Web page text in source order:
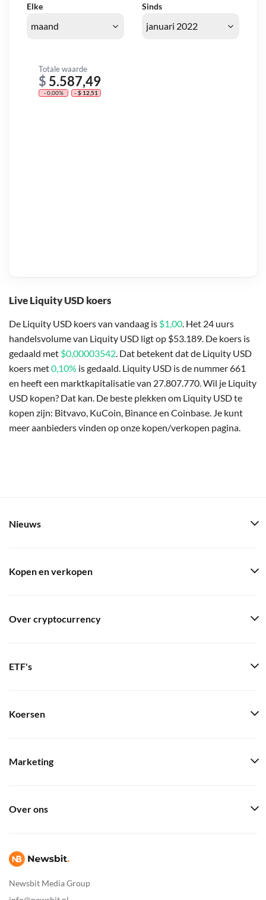
Live Liquity USD koers
De Liquity USD koers van vandaag is $1,00 . Het 24 uurs
handelsvolume van Liquity USD ligt op $53.189. De koers is
gedaald met $0,00003542 . Dat betekent dat de Liquity USD
koers met0,10% is gedaald. Liquity USD is de nummer 661
en heeft een marktkapitalisatie van 27.807.770. Wil je Liquity
USD kopen? Dat kan. De beste plekken om Liquity USD te
kopen zijn: Bitvavo, KuCoin, Binance en Coinbase. Je kunt
meer aanbieders vinden op onze kopen/verkopen pagina.
Elke Sinds
Totale waarde
$ 5.587,49
- 0,00% - $ 12,51
Newsbit Media Group
Nieuws
Kopen en verkopen
Over cryptocurrency
ETF's
Koersen
Marketing
Over ons